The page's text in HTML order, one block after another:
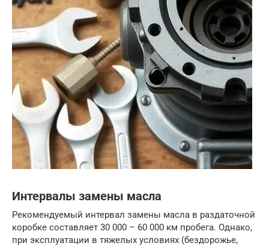
Интервалы замены масла
Рекомендуемый интервал замены масла в раздаточной
коробке составляет 30 000 – 60 000 км пробега. Однако,
при эксплуатации в тяжелых условиях (бездорожье,